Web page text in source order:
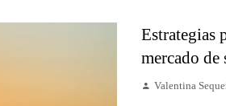
Estrategias
mercado
Valentina